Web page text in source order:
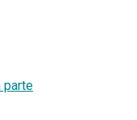
parte